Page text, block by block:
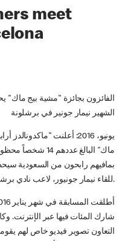
meet
الفائزون بجائزة "مشية بيج ماك"
الشهير نيمار جونير في برشلونة
يونيو، 2016: أعلنت
ماك" البالغ
بمافيهم رابحون من السعودية
للقاء نيمار جونيور، لاعب نادي برشلونة.
شارك المئات فيها عبر
التعاون تصوير فيديو خاص لهم